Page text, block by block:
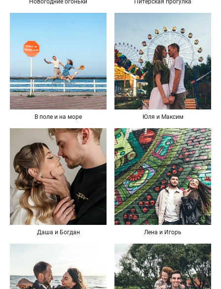
В поле и на море Юля и Максим
Даша и Богдан Лена и Игорь